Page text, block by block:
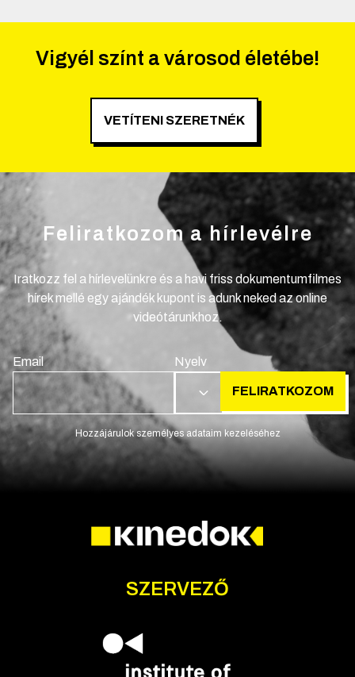
Vigyél színt a városod életébe!
VETÍTENI SZERETNÉK
Feliratkozom a hírlevélre
Iratkozz fel a hírlevelünkre és a havi friss dokumentumfilmes
hírek mellé egy ajándék kupont is adunk neked az online
videótárunkhoz.
Email Nyelv
HU FELIRATKOZOM
Hozzájárulok személyes adataim kezeléséhez
SZERVEZŐ